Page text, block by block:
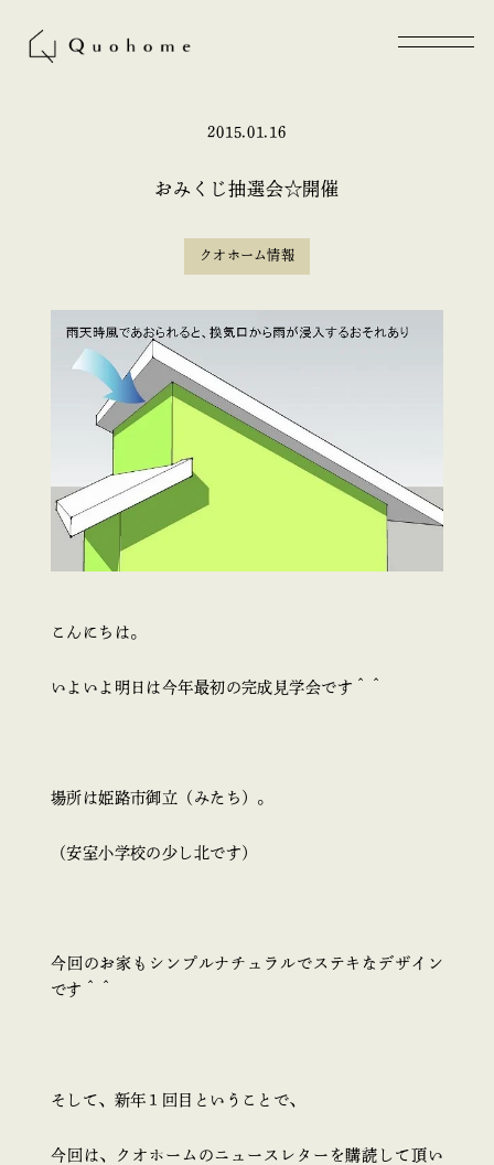
2015.01.16
おみくじ抽選会☆開催
クオホーム情報
こんにちは。
いよいよ明日は今年最初の完成見学会です＾＾
場所は姫路市御立（みたち）。
（安室小学校の少し北です）
今回のお家もシンプルナチュラルでステキなデザイン
です＾＾
そして、新年１回目ということで、
今回は、クオホームのニュースレターを購読して頂い